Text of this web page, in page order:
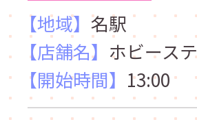
【地域】 名駅
【店舗名】 ホビース
【開始時間】 13:00